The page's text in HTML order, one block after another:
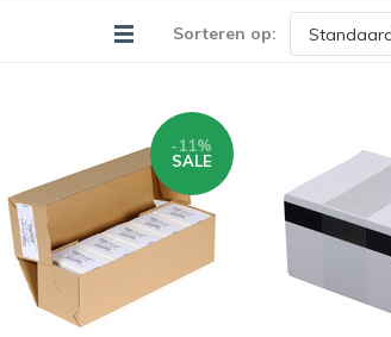
Sorteren op:
-11%
SALE